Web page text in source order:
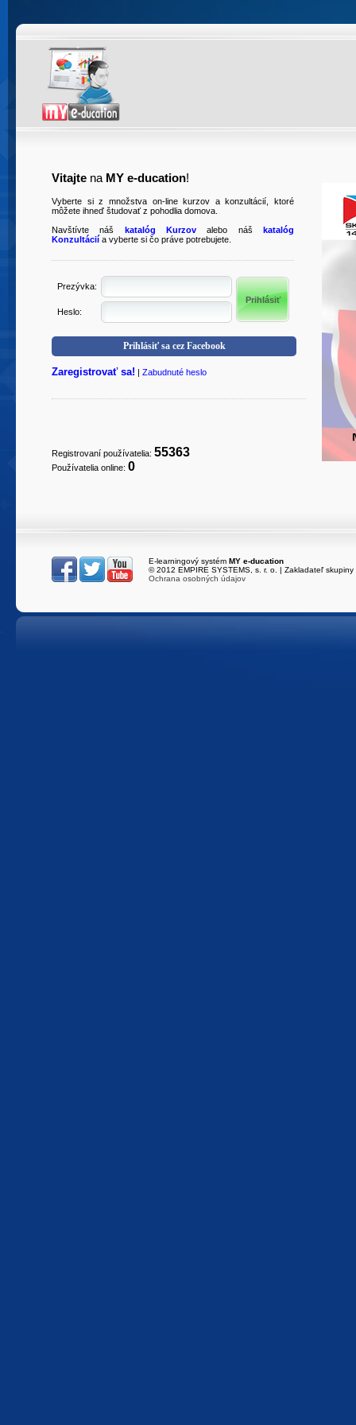
Vitajte na MY e-ducation!
Vyberte si z množstva on-line kurzov a konzultácií, ktoré
môžete ihneď študovať z pohodlia domova.
Navštívte náš katalóg Kurzov alebo náškatalóg
Konzultácií a vyberte si čo práve potrebujete.
Prezývka:
Heslo:
Prihlásiť sa cez Facebook
Zaregistrovať sa! | Zabudnuté heslo
Registrovaní používatelia: 55363
Používatelia online: 0
E-learningový systém MY e-ducation
© 2012 EMPIRE SYSTEMS, s. r. o. | Zakladateľ
Ochrana osobných údajov